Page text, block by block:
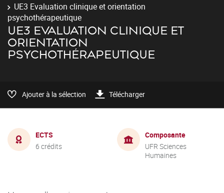
UE3 Evaluation clinique et orientation
psychothérapeutique
UE3 EVALUATION CLINIQUE ET
ORIENTATION
PSYCHOTHÉRAPEUTIQUE
Ajouter à la sélection Télécharger
ECTS
6 crédits
Composante
UFR Sciences
Humaines